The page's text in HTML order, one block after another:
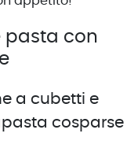
pasta con
a cubetti e
cosparse